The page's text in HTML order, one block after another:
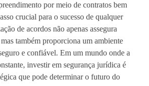
por meio de contratos bem
crucial para o sucesso de qualquer
de acordos não apenas assegura
também proporciona um ambiente
e confiável. Em um mundo onde a
investir em segurança jurídica é
que pode determinar o futuro do